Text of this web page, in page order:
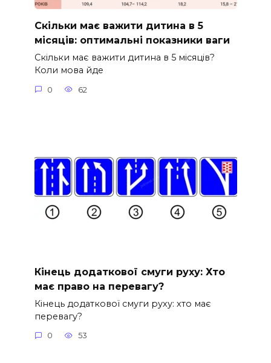
Скільки має важити дитина в 5
місяців: оптимальні показники ваги
Скільки має важити дитина в 5 місяців?
Коли мова йде
0 62
Кінець додаткової смуги руху: Хто
має право на перевагу?
Кінець додаткової смуги руху: хто має
перевагу?
0 53